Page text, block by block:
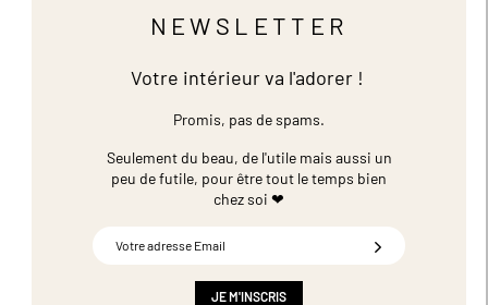
NEWSLETTER
Votre intérieur va l'adorer !
Promis, pas de spams.
Seulement du beau, de l'utile mais aussi un
peu de futile, pour être tout le temps bien
chez soi ❤
JE M'INSCRIS